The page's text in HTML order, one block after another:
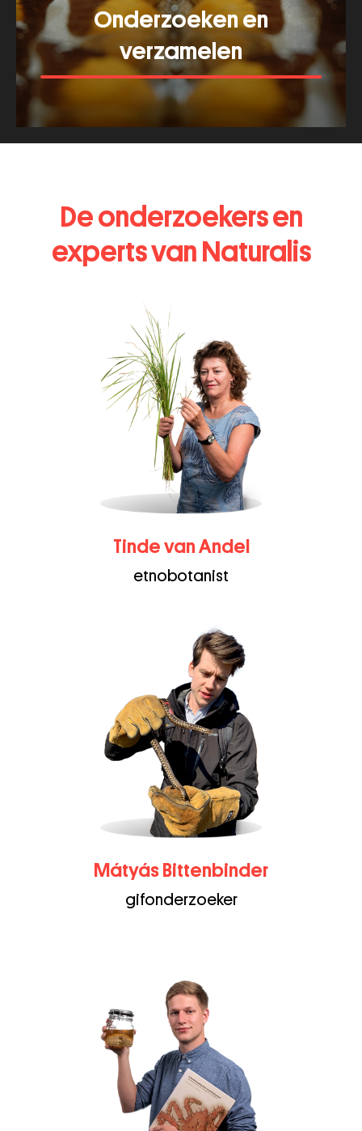
Onderzoeken en
verzamelen
Bekijk meer van dit thema
De onderzoekers en
experts van Naturalis
Tinde van Andel
etnobotanist
Mátyás Bittenbinder
gifonderzoeker